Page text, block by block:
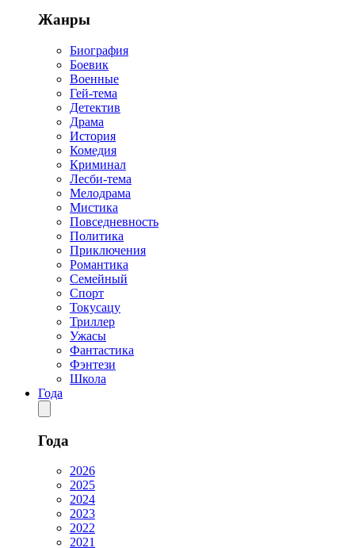
Жанры
Биография
Боевик
Военные
Гей-тема
Детектив
Драма
История
Комедия
Криминал
Лесби-тема
Мелодрама
Мистика
Повседневность
Политика
Приключения
Романтика
Семейный
Спорт
Токусацу
Триллер
Ужасы
Фантастика
Фэнтези
Школа
Года
Года
2026
2025
2024
2023
2022
2021